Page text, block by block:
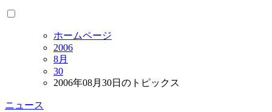
ホームページ
2006
8月
30
2006年08月30日のトピックス
ニュース